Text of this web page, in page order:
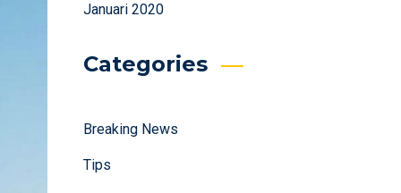
Januari 2020
Categories
Breaking News
Tips